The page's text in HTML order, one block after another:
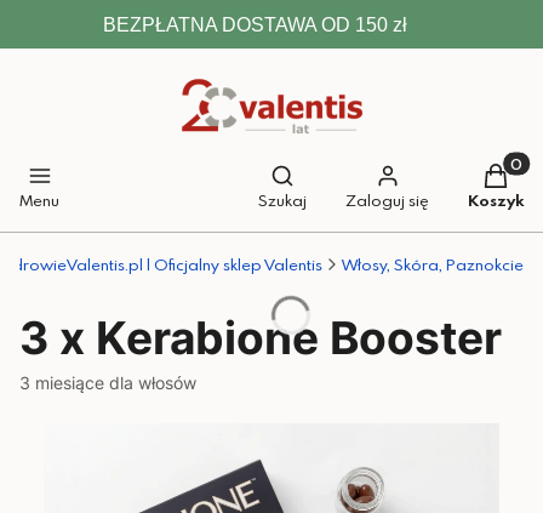
BEZPŁATNA DOSTAWA OD 150 zł
Menu
Otwórz wyszukiwarkę
Szukaj Zaloguj się Koszyk
ZdrowieValentis.pl | Oficjalny sklep Valentis Włosy, Skóra, Paznokcie
3 x Kerabione Booster
3 miesiące dla włosów